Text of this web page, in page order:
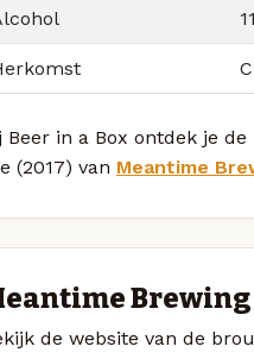
Beer in a Box ontdek je
(2017) van Meantime
de website van de